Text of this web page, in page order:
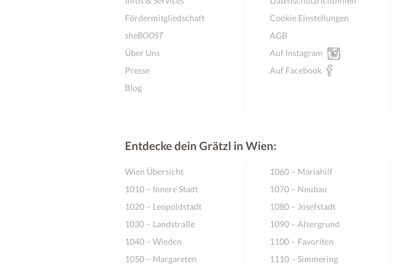
Fördermitgliedschaft
sheBOOST
Über Uns
Presse
Blog
Cookie Einstellungen
AGB
Auf Instagram
Auf Facebook
Entdecke dein Grätzl in Wien:
Wien Übersicht
1010 – Innere Stadt
1020 – Leopoldstadt
1030 – Landstraße
1040 – Wieden
1050 – Margareten
1060 – Mariahilf
1070 – Neubau
1080 – Josefstadt
1090 – Alsergrund
1100 – Favoriten
1110 – Simmering